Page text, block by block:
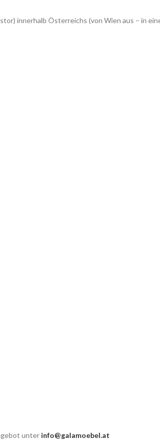
innerhalb Österreichs (von Wien aus – in
unter info@galamoebel.at